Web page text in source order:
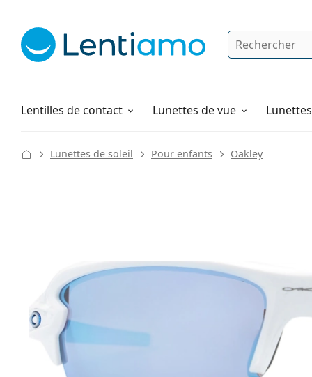
Rechercher
Lentilles de contact
Produits d'entretien Lunettes de vue
Comment commander
Lunettes de soleil Pour enfants Oakley
Largeur
des verres